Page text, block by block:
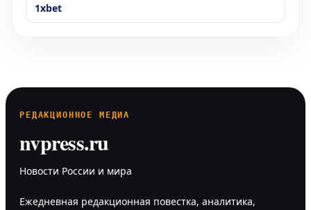
1xbet
РЕДАКЦИОННОЕ МЕДИА
nvpress.ru
Новости России и мира
Ежедневная редакционная повестка, аналитика,